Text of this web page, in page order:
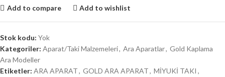
Add to compare Add to wishlist
Stok kodu: Yok
Kategoriler: Aparat/Taki Malzemeleri, Ara Aparatlar, Gold Kaplama
Ara Modeller
Etiketler: ARA APARAT, GOLD ARA APARAT, MİYUKİ TAKI ,